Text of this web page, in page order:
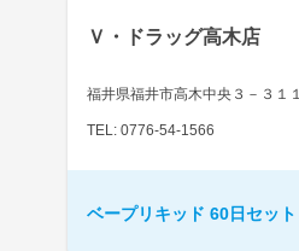
Ｖ・ドラッグ高木店
福井県福井市高木中央３－３１１
TEL: 0776-54-1566
ベープリキッド 60日セット